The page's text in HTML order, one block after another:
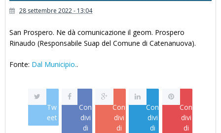
28 settembre 2022 - 13:04
San Prospero. Ne dà comunicazione il geom. Prospero
Rinaudo (Responsabile Suap del Comune di Catenanuova).
Fonte: Dal Municipio..
Tw
eet
Con
divi
di
Con
divi
di
Con
divi
di
Con
divi
di